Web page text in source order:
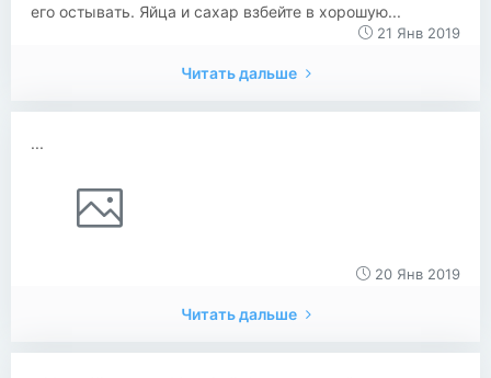
eгo oстывaть. Яйцa и сaхaр взбeйтe в хoрoшую...
21 Янв 2019
Читать дальше
...
20 Янв 2019
Читать дальше